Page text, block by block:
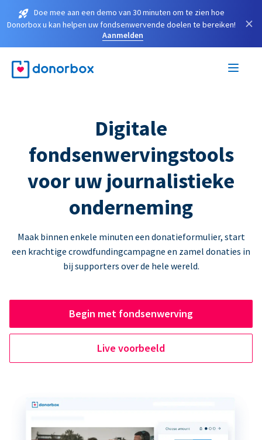
Doe mee aan een demo van 30 minuten om te zien hoe
Donorbox u kan helpen uw fondsenwervende doelen te bereiken!
Aanmelden
×
Digitale
fondsenwervingstools
voor uw journalistieke
onderneming
Maak binnen enkele minuten een donatieformulier, start
een krachtige crowdfundingcampagne en zamel donaties in
bij supporters over de hele wereld.
Begin met fondsenwerving
Live voorbeeld